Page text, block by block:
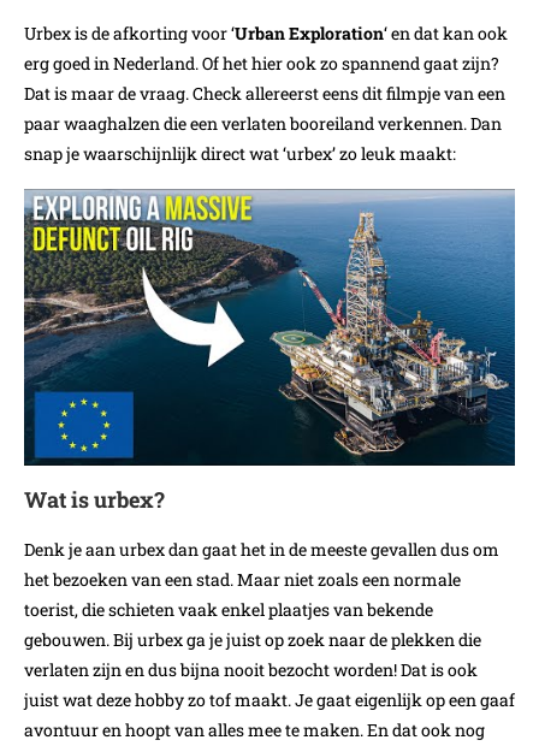
Urbex is de afkorting voor ‘Urban Exploration‘ en dat kan ook
erg goed in Nederland. Of het hier ook zo spannend gaat zijn?
Dat is maar de vraag. Check allereerst eens dit filmpje van een
paar waaghalzen die een verlaten booreiland verkennen. Dan
snap je waarschijnlijk direct wat ‘urbex’ zo leuk maakt:
Wat is urbex?
Denk je aan urbex dan gaat het in de meeste gevallen dus om
het bezoeken van een stad. Maar niet zoals een normale
toerist, die schieten vaak enkel plaatjes van bekende
gebouwen. Bij urbex ga je juist op zoek naar de plekken die
verlaten zijn en dus bijna nooit bezocht worden! Dat is ook
juist wat deze hobby zo tof maakt. Je gaat eigenlijk op een gaaf
avontuur en hoopt van alles mee te maken. En dat ook nog